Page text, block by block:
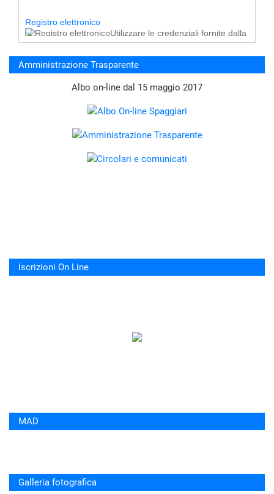
segreteria.
Amministrazione Trasparente
Albo on-line dal 15 maggio 2017
Iscrizioni On Line
MAD
Galleria fotografica